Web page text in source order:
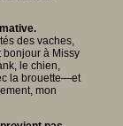
des vaches,
à Missy
le chien,
la brouette—et
mon